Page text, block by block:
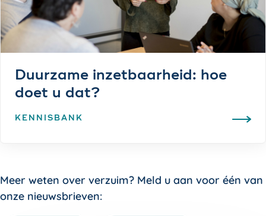
Duurzame inzetbaarheid: hoe
doet u dat?
KENNISBANK
Meer weten over verzuim? Meld u aan voor één van
onze nieuwsbrieven: